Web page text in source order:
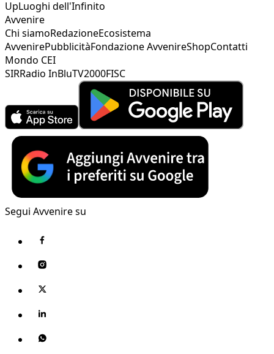
UpLuoghi dell'Infinito
Avvenire
Chi siamoRedazioneEcosistema
AvvenirePubblicitàFondazione AvvenireShopContatti
Mondo CEI
SIRRadio InBluTV2000FISC
Segui Avvenire su